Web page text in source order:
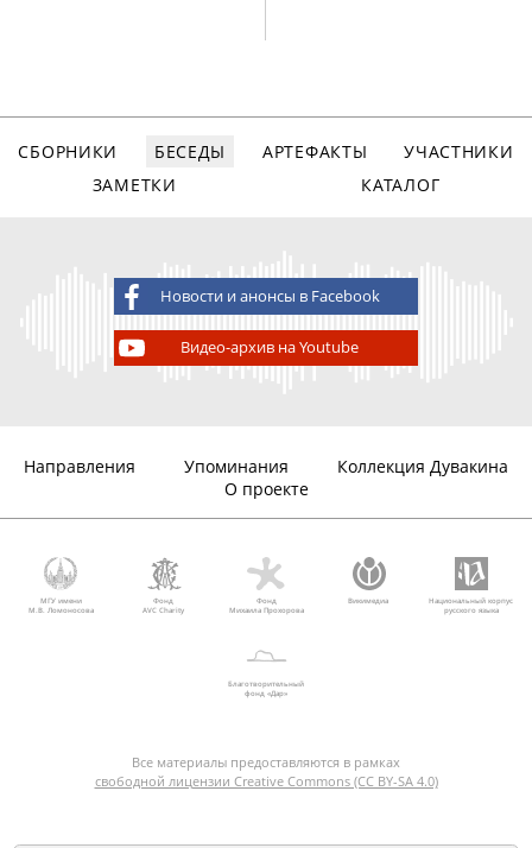
СБОРНИКИ БЕСЕДЫ АРТЕФАКТЫ
УЧАСТНИКИ
ЗАМЕТКИ
КАТАЛОГ
Новости и анонсы в Facebook
Видео-архив на Youtube
Направления Упоминания
Коллекция Дувакина
О проекте
МГУ имени
М.В. Ломоносова
Фонд
AVC Charity
Фонд
Михаила Прохорова
Викимедиа
Национальный корпус
русского языка
Благотворительный
фонд «Дар»
Все материалы предоставляются в рамках
свободной лицензии Creative Commons (CC BY-SA 4.0)